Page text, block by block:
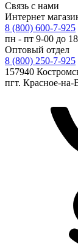
Связь с нами
Интернет
8 (800) 600-7-925
пн - пт 9-00 до
Оптовый отдел
8 (800) 250-7-925
157940
пгт. Красное-на-